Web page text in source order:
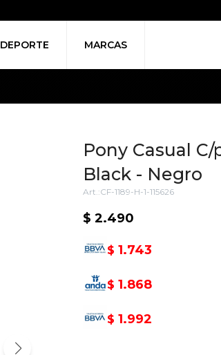
DEPORTE MARCAS
Pony Casual
Black - Negro
CF-1189-H-1-115626
$ 2.490
$ 1.743
$ 1.868
$ 1.992